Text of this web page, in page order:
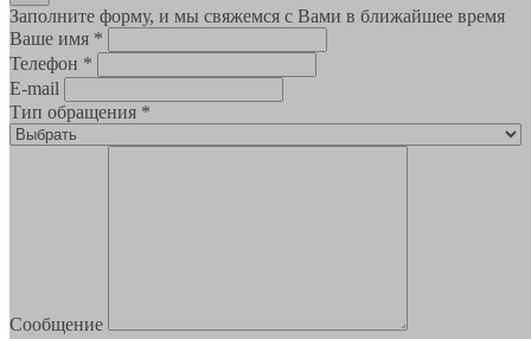
Заполните форму, и мы свяжемся с Вами в ближайшее время
Ваше имя *
Телефон *
E-mail
Тип обращения *
Сообщение